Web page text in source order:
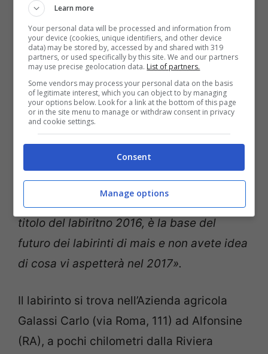
culminato con “L’albero della vita”.
Quest’anno il labirinto assume una
connotazione tutta nuova rispetto alle
edizioni procedenti e lo rende ancora più
unico– spiega Carlo Galassi -.E’ proprio
cambiata la “concezione”. Quest’anno,
infatti, i viandanti potranno interagire con
il percorso ostacolando gli amici o le altre
fantastiche persone all’interno del
tracciato
. ” Sentieri Peregrini”, questo il
titolo del labiritno 2016, è la base del
futuro dei labirinti di mais e non avete idea
di cosa vi aspetterà nel 2017».
Il labirinto si trova nell’Azienda agricola
Galassi Carlo (via Roma, 111) ad Alfonsine
(RA), a pochi chilometri dalla Riviera
Learn more
Your personal data will be processed and information from
your device (cookies, unique identifiers, and other device
data) may be stored by, accessed by and shared with 319
partners, or used specifically by this site. We and our partners
may use precise geolocation data. List of partners.
Some vendors may process your personal data on the basis
of legitimate interest, which you can object to by managing
your options below. Look for a link at the bottom of this page
or in the site menu to manage or withdraw consent in privacy
and cookie settings.
Consent
Manage options